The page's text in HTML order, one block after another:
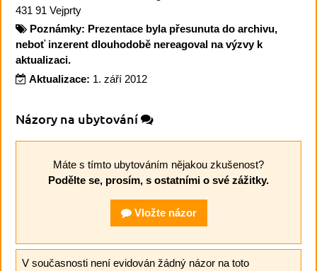
431 91 Vejprty
Poznámky: Prezentace byla přesunuta do archivu,
neboť inzerent dlouhodobě nereagoval na výzvy k
aktualizaci.
Aktualizace: 1. září 2012
Názory na ubytování
Máte s tímto ubytováním nějakou zkušenost?
Podělte se, prosím, s ostatními o své zážitky.
Vložte názor
V současnosti není evidován žádný názor na toto